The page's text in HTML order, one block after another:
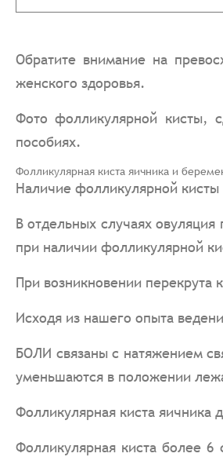
Обратите внимание на
женского здоровья.
Фото фолликулярной кисты,
пособиях.
Фолликулярная киста яичника и
Наличие фолликулярной кисты
В отдельных случаях
при наличии фолликулярной
При возникновении перекрута
Исходя из нашего опыта
БОЛИ связаны с натяжением
уменьшаются в положении
Фолликулярная киста яичника
Фолликулярная киста более 6